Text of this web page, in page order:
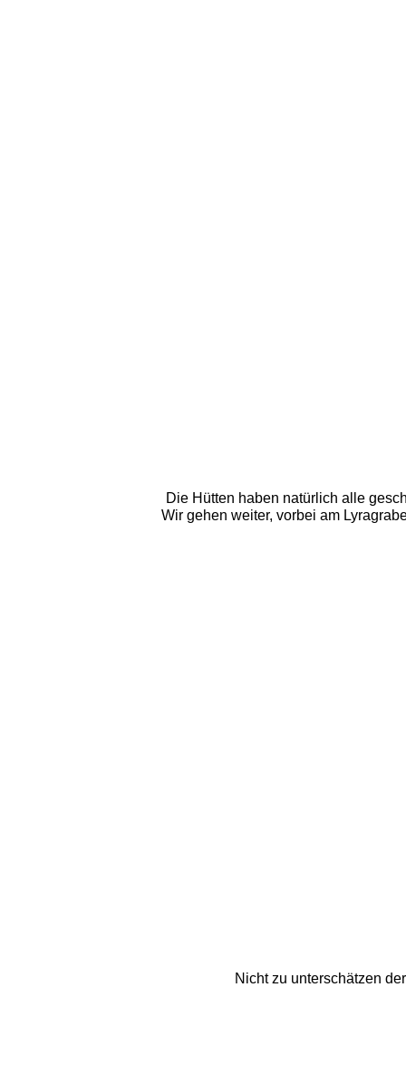
Die Hütten haben natürlich alle
Wir gehen weiter, vorbei am
Nicht zu unterschätzen